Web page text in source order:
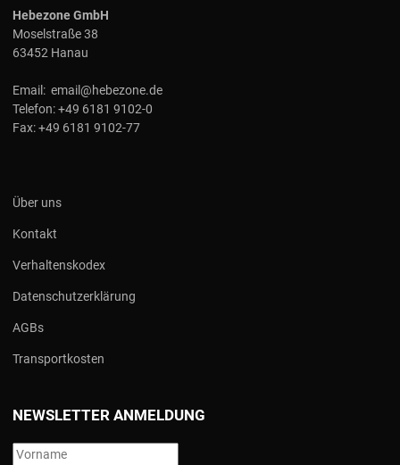
Hebezone GmbH
Moselstraße 38
63452 Hanau
Email: email@hebezone.de
Telefon:+49 6181 9102-0
Fax:+49 6181 9102-77
Über uns
Kontakt
Verhaltenskodex
Datenschutzerklärung
AGBs
Transportkosten
NEWSLETTER ANMELDUNG